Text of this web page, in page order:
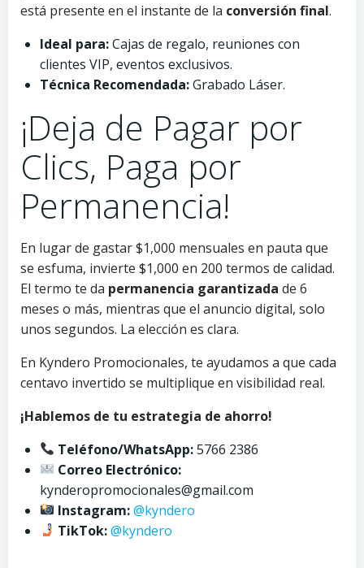
está presente en el instante de la conversión final.
Ideal para:Cajas de regalo, reuniones con
clientes VIP, eventos exclusivos.
Técnica Recomendada:Grabado Láser.
¡Deja de Pagar por
Clics, Paga por
Permanencia!
En lugar de gastar $1,000 mensuales en pauta que
se esfuma, invierte $1,000 en 200 termos de calidad.
El termo te da permanencia garantizada de 6
meses o más, mientras que el anuncio digital, solo
unos segundos. La elección es clara.
En Kyndero Promocionales, te ayudamos a que cada
centavo invertido se multiplique en visibilidad real.
¡Hablemos de tu estrategia de ahorro!
Teléfono/WhatsApp:5766 2386
Correo Electrónico:
kynderopromocionales@gmail.com
Instagram:@kyndero
TikTok:@kyndero